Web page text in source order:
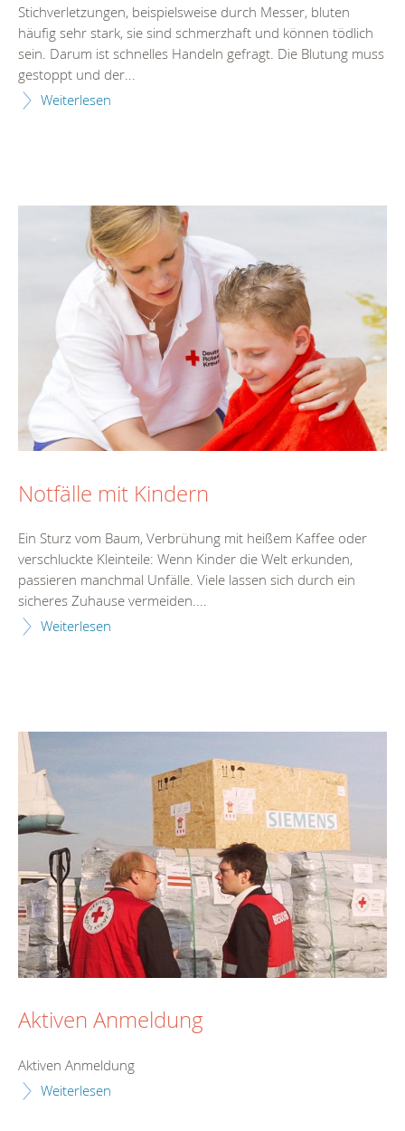
Stichverletzungen, beispielsweise durch Messer, bluten
häufig sehr stark, sie sind schmerzhaft und können tödlich
sein. Darum ist schnelles Handeln gefragt. Die Blutung muss
gestoppt und der...
Weiterlesen
Notfälle mit Kindern
Ein Sturz vom Baum, Verbrühung mit heißem Kaffee oder
verschluckte Kleinteile: Wenn Kinder die Welt erkunden,
passieren manchmal Unfälle. Viele lassen sich durch ein
sicheres Zuhause vermeiden....
Weiterlesen
Aktiven Anmeldung
Aktiven Anmeldung
Weiterlesen